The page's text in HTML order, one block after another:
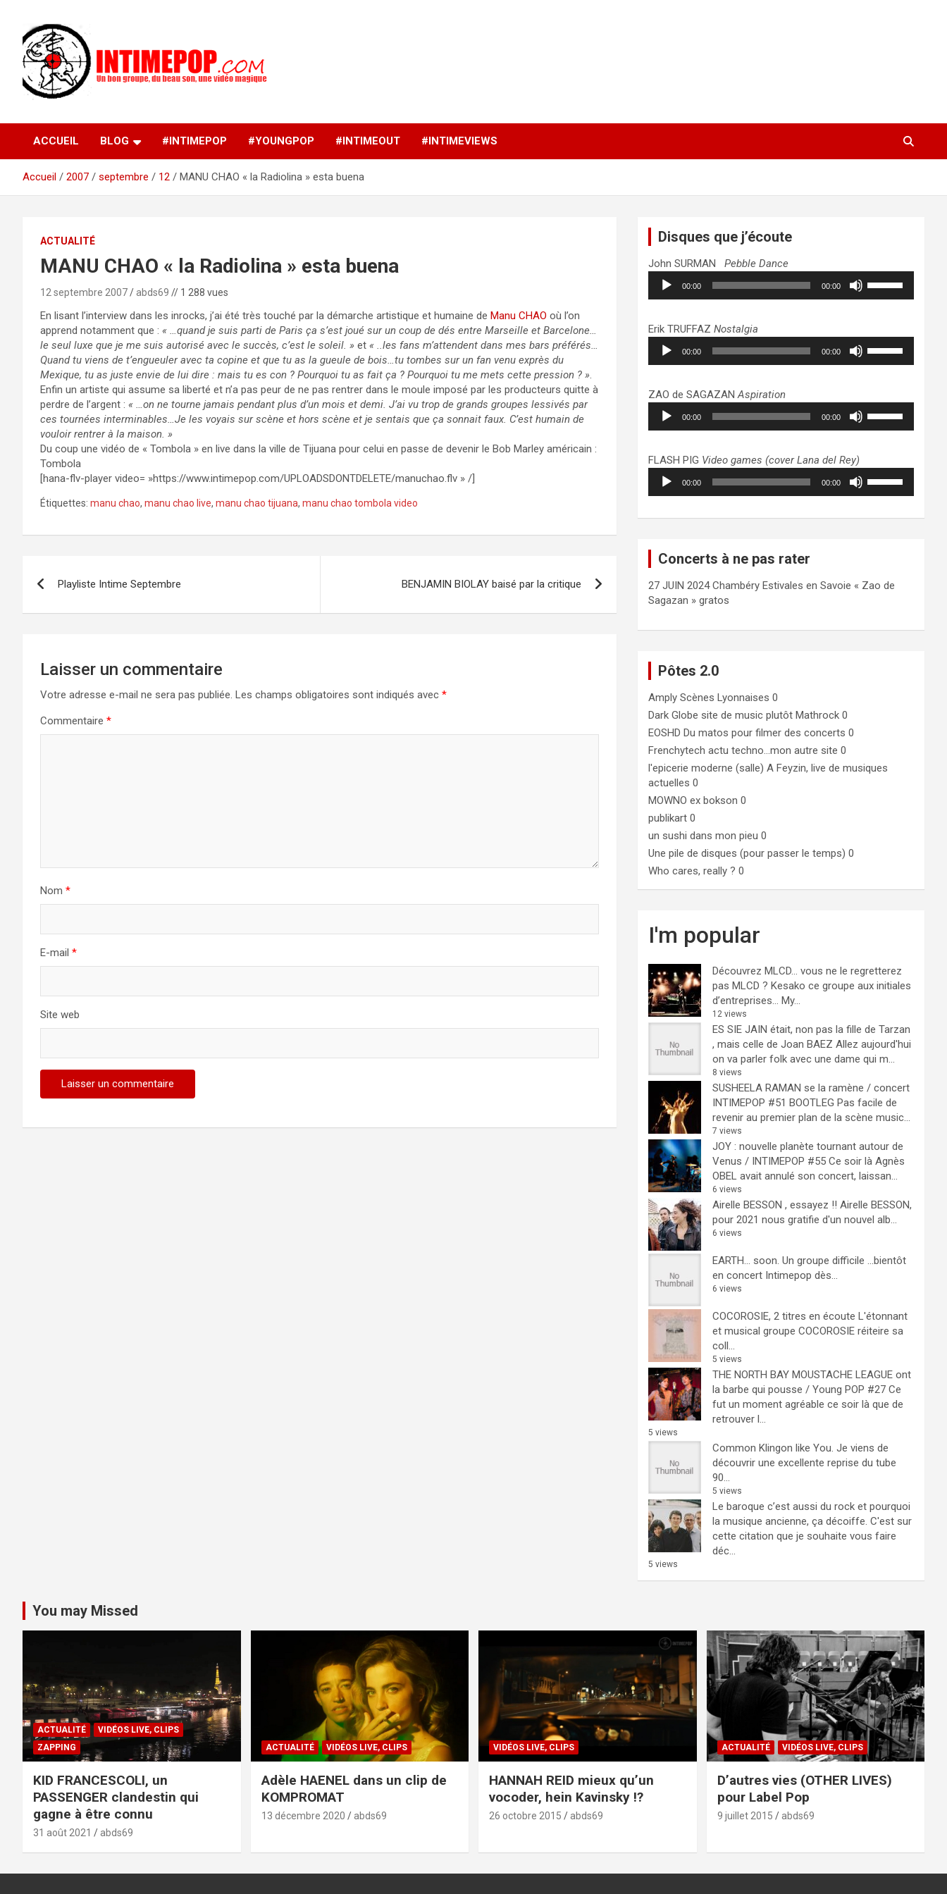
contenu
intimepop.com
musiques actuelles pop rock, post-rock, indé sur Lyon. rock pop
concert lyon
ACCUEIL BLOG #INTIMEPOP #YOUNGPOP #INTIMEOUT #INTIMEVIEWS
Accueil 2007 septembre 12 MANU CHAO « la Radiolina » esta buena
ACTUALITÉ
MANU CHAO « la Radiolina » esta buena
12 septembre 2007 abds69 // 1 288 vues
En lisant l’interview dans les inrocks, j’ai été très touché par la démarche artistique et humaine de Manu CHAO où l’on
apprend notamment que : « …quand je suis parti de Paris ça s’est joué sur un coup de dés entre Marseille et Barcelone…
le seul luxe que je me suis autorisé avec le succès, c’est le soleil. » et « ..les fans m’attendent dans mes bars préférés…
Quand tu viens de t’engueuler avec ta copine et que tu as la gueule de bois…tu tombes sur un fan venu exprès du
Mexique, tu as juste envie de lui dire : mais tu es con ? Pourquoi tu as fait ça ? Pourquoi tu me mets cette pression ? ».
Enfin un artiste qui assume sa liberté et n’a pas peur de ne pas rentrer dans le moule imposé par les producteurs quitte à
perdre de l’argent : « …on ne tourne jamais pendant plus d’un mois et demi. J’ai vu trop de grands groupes lessivés par
ces tournées interminables…Je les voyais sur scène et hors scène et je sentais que ça sonnait faux. C’est humain de
vouloir rentrer à la maison. »
Du coup une vidéo de « Tombola » en live dans la ville de Tijuana pour celui en passe de devenir le Bob Marley américain :
Tombola
[hana-flv-player video= »https://www.intimepop.com/UPLOADSDONTDELETE/manuchao.flv » /]
Étiquettes: manu chao, manu chao live, manu chao tijuana, manu chao tombola video
de
Playliste Intime Septembre BENJAMIN BIOLAY baisé par la critique
Laisser un commentaire
Votre adresse e-mail ne sera pas publiée. Les champs obligatoires sont indiqués avec *
Commentaire *
Nom *
E-mail *
Site web
Disques que j’écoute
John SURMANPebble Dance
Lecteur
audio
00:00 00:00
pour
augmenter
ou
volume.
Erik TRUFFAZNostalgia
Lecteur
audio
00:00 00:00
pour
augmenter
ou
volume.
ZAO de SAGAZANAspiration
Lecteur
audio
00:00 00:00
pour
augmenter
ou
FLASH PIG Video games (cover Lana del Rey)
Lecteur
audio
00:00 00:00
haut/bas
le
Concerts à ne pas rater
27 JUIN 2024 Chambéry Estivales en Savoie « Zao de
Sagazan » gratos
Pôtes 2.0
Amply Scènes Lyonnaises 0
Dark Globe site de music plutôt Mathrock 0
EOSHD Du matos pour filmer des concerts 0
Frenchytech actu techno…mon autre site 0
l'epicerie moderne (salle) A Feyzin, live de musiques
actuelles 0
MOWNO ex bokson 0
publikart 0
un sushi dans mon pieu 0
Une pile de disques (pour passer le temps) 0
Who cares, really ? 0
I'm popular
Découvrez MLCD… vous ne le regretterez
pas MLCD ? Kesako ce groupe aux initiales
d’entreprises… My...
12 views
ES SIE JAIN était, non pas la fille de Tarzan
, mais celle de Joan BAEZ Allez aujourd'hui
on va parler folk avec une dame qui m...
8 views
SUSHEELA RAMAN se la ramène / concert
INTIMEPOP #51 BOOTLEG Pas facile de
revenir au premier plan de la scène music...
7 views
JOY : nouvelle planète tournant autour de
Venus / INTIMEPOP #55 Ce soir là Agnès
OBEL avait annulé son concert, laissan...
6 views
Airelle BESSON , essayez !! Airelle BESSON,
pour 2021 nous gratifie d'un nouvel alb...
6 views
EARTH… soon. Un groupe difficile ...bientôt
en concert Intimepop dès...
6 views
COCOROSIE, 2 titres en écoute L'étonnant
et musical groupe COCOROSIE réiteire sa
coll...
5 views
THE NORTH BAY MOUSTACHE LEAGUE ont
la barbe qui pousse / Young POP #27 Ce
fut un moment agréable ce soir là que de
retrouver l...
5 views
Common Klingon like You. Je viens de
découvrir une excellente reprise du tube
90...
5 views
Le baroque c’est aussi du rock et pourquoi
la musique ancienne, ça décoiffe. C'est sur
cette citation que je souhaite vous faire
déc...
5 views
You may Missed
ACTUALITÉ
VIDÉOS LIVE, CLIPS
ZAPPING
KID FRANCESCOLI, un
PASSENGER clandestin qui
gagne à être connu
31 août 2021 abds69
ACTUALITÉ VIDÉOS LIVE, CLIPS
Adèle HAENEL dans un clip de
KOMPROMAT
13 décembre 2020 abds69
VIDÉOS LIVE, CLIPS
HANNAH REID mieux qu’un
vocoder, hein Kavinsky !?
26 octobre 2015 abds69
ACTUALITÉ VIDÉOS LIVE, CLIPS
D’autres vies (OTHER LIVES)
pour Label Pop
9 juillet 2015 abds69